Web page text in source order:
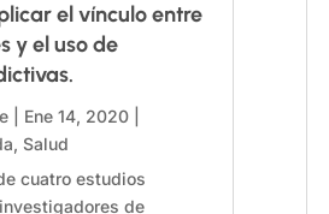
el vínculo entre
y el uso de
Ene 14, 2020
,Salud
cuatro estudios
de